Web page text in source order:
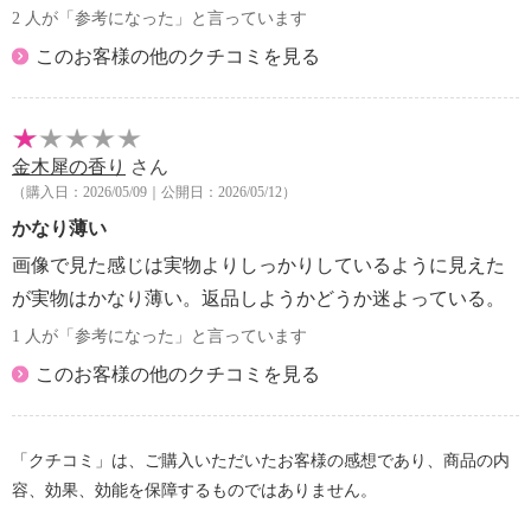
2 人が「参考になった」と言っています
このお客様の他のクチコミを見る
金木犀の香り さん
（購入日：2026/05/09｜公開日：2026/05/12）
かなり薄い
画像で見た感じは実物よりしっかりしているように見えた
が実物はかなり薄い。返品しようかどうか迷よっている。
1 人が「参考になった」と言っています
このお客様の他のクチコミを見る
「クチコミ」は、ご購入いただいたお客様の感想であり、商品の内
容、効果、効能を保障するものではありません。